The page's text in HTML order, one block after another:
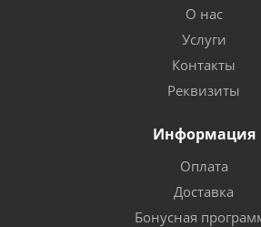
О нас
Услуги
Контакты
Реквизиты
Информация
Оплата
Доставка
Бонусная